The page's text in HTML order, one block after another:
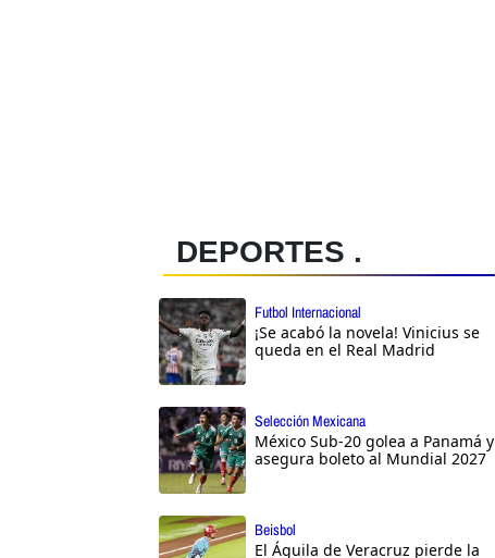
DEPORTES .
Futbol Internacional
¡Se acabó la novela! Vinicius se
queda en el Real Madrid
Selección Mexicana
México Sub-20 golea a Panamá y
asegura boleto al Mundial 2027
Beisbol
El Águila de Veracruz pierde la